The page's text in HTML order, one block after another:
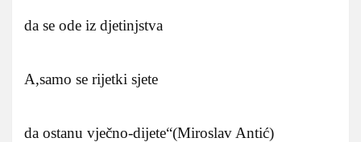
da se ode iz djetinjstva
A,samo se rijetki sjete
da ostanu vječno-dijete“(Miroslav Antić)